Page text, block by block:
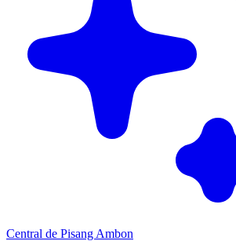
Central de Pisang Ambon